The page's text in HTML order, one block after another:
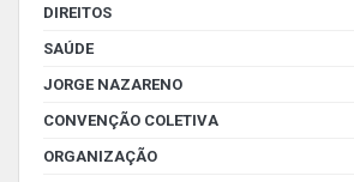
DIREITOS
SAÚDE
JORGE NAZARENO
CONVENÇÃO COLETIVA
ORGANIZAÇÃO